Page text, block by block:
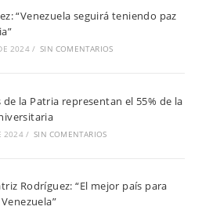
“Venezuela seguirá teniendo paz
2024 / SIN COMENTARIOS
de la Patria representan el 55% de la
2024 / SIN COMENTARIOS
Rodríguez: “El mejor país para